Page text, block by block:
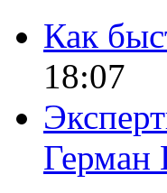
Как
18:07
Герман